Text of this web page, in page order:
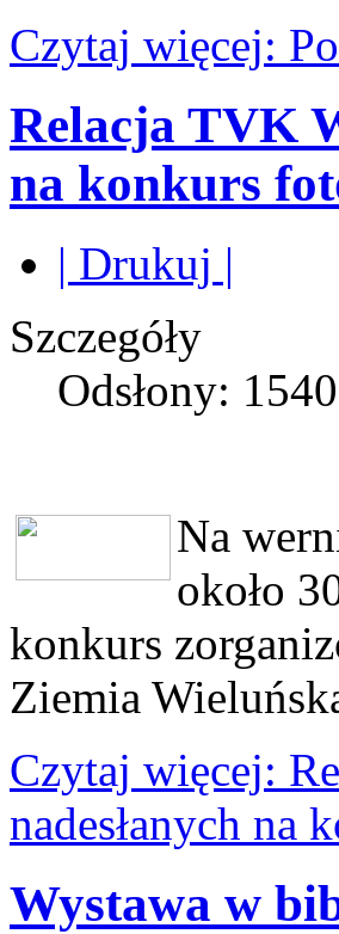
Czytaj więcej:
Relacja TVK
na konkurs
| Drukuj |
Szczegóły
Odsłony: 1540
Na
około
konkurs
Ziemia
Czytaj więcej:
nadesłanych na
Wystawa w